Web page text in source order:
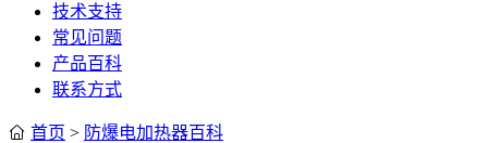
技术支持
常见问题
产品百科
联系方式
 首页 > 防爆电加热器百科